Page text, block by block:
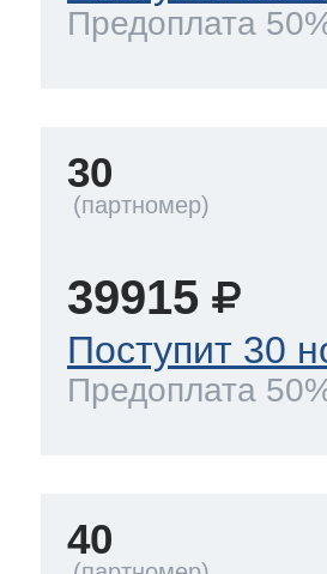
Предоплата
30
39915
Поступит 30
Предоплата
40